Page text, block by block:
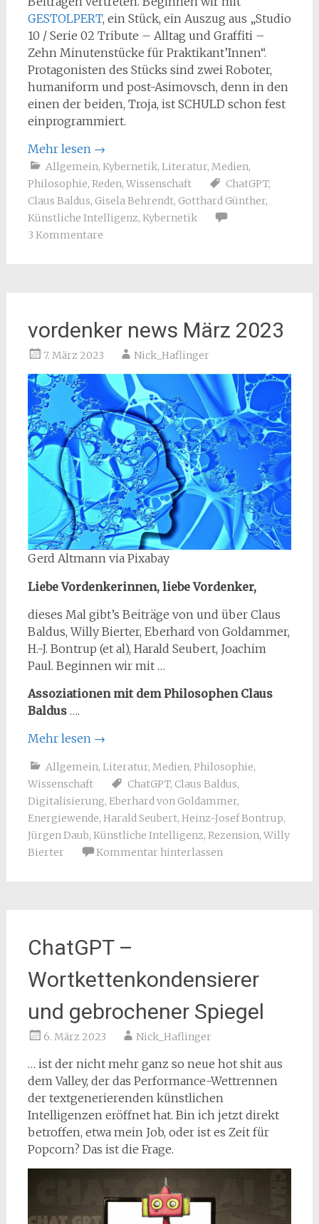
GESTOLPERT, ein Stück, ein Auszug aus „Studio
10 / Serie 02 Tribute – Alltag und Graffiti –
Zehn Minutenstücke für Praktikant’Innen“.
Protagonisten des Stücks sind zwei Roboter,
humaniform und post-Asimovsch, denn in den
einen der beiden, Troja, ist SCHULD schon fest
einprogrammiert.
Mehr lesen →
Allgemein, Kybernetik, Literatur, Medien,
Philosophie, Reden, Wissenschaft ChatGPT,
Claus Baldus, Gisela Behrendt, Gotthard Günther,
Künstliche Intelligenz, Kybernetik
3 Kommentare
vordenker news März 2023
7. März 2023 Nick_Haflinger
Gerd Altmann via Pixabay
Liebe Vordenkerinnen, liebe Vordenker,
dieses Mal gibt’s Beiträge von und über Claus
Baldus, Willy Bierter, Eberhard von Goldammer,
H.-J. Bontrup (et al), Harald Seubert, Joachim
Paul. Beginnen wir mit …
Assoziationen mit dem Philosophen Claus
Baldus….
Mehr lesen →
Allgemein, Literatur, Medien, Philosophie,
Wissenschaft
ChatGPT, Claus Baldus,
Digitalisierung, Eberhard von Goldammer,
Energiewende, Harald Seubert, Heinz-Josef Bontrup,
Jürgen Daub, Künstliche Intelligenz, Rezension, Willy
Bierter
Kommentar hinterlassen
ChatGPT –
Wortkettenkondensierer
und gebrochener Spiegel
6. März 2023 Nick_Haflinger
… ist der nicht mehr ganz so neue hot shit aus
dem Valley, der das Performance-Wettrennen
der textgenerierenden künstlichen
Intelligenzen eröffnet hat. Bin ich jetzt direkt
betroffen, etwa mein Job, oder ist es Zeit für
Popcorn? Das ist die Frage.